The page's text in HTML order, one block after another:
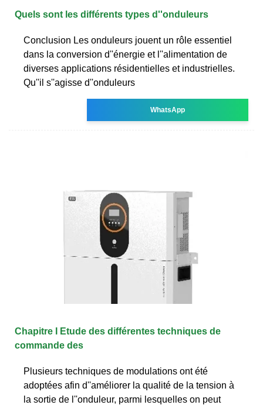
Quels sont les différents types d''onduleurs
Conclusion Les onduleurs jouent un rôle essentiel
dans la conversion d''énergie et l''alimentation de
diverses applications résidentielles et industrielles.
Qu''il s''agisse d''onduleurs
WhatsApp
Chapitre I Etude des différentes techniques de
commande des
Plusieurs techniques de modulations ont été
adoptées afin d''améliorer la qualité de la tension à
la sortie de l''onduleur, parmi lesquelles on peut